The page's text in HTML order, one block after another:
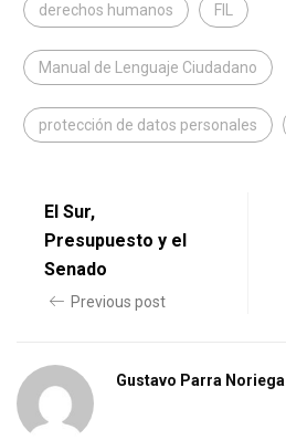
derechos humanos FIL
Manual de Lenguaje Ciudadano
protección de datos personales
El Sur,
Presupuesto y el
Senado
Previous post
Gustavo Parra Noriega